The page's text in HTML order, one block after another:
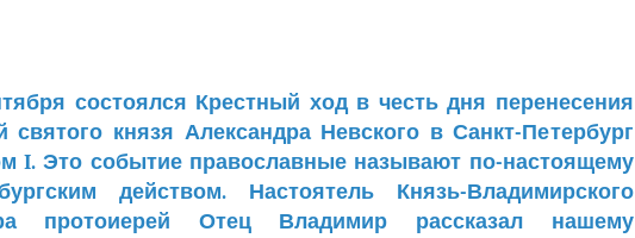
состоялся Крестный ход в честь дня перенесения
святого князя Александра Невского в Санкт-Петербург
I. Это событие православные называют по-настоящему
действом. Настоятель Князь-Владимирского
протоиерей Отец Владимир рассказал нашему